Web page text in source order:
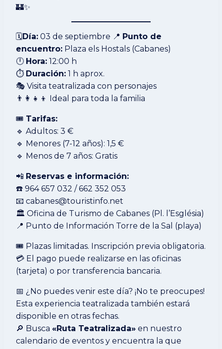
🏰✨
🗓️Día: 03 de septiembre 📍 Punto de
encuentro: Plaza els Hostals (Cabanes)
🕛 Hora: 12:00 h
⏱ Duración: 1 h aprox.
🎭 Visita teatralizada con personajes
👨‍👩‍👧‍👦 Ideal para toda la familia
🎟 Tarifas:
🔹 Adultos: 3 €
🔹 Menores (7-12 años): 1,5 €
🔹 Menos de 7 años: Gratis
📲 Reservas e información:
☎️ 964 657 032 / 662 352 053
📧 cabanes@touristinfo.net
🏛 Oficina de Turismo de Cabanes (Pl. l’Església)
📍 Punto de Información Torre de la Sal (playa)
🎟 Plazas limitadas. Inscripción previa obligatoria.
💳 El pago puede realizarse en las oficinas
(tarjeta) o por transferencia bancaria.
📅 ¿No puedes venir este día? ¡No te preocupes!
Esta experiencia teatralizada también estará
disponible en otras fechas.
🔎 Busca «Ruta Teatralizada» en nuestro
calendario de eventos y encuentra la que